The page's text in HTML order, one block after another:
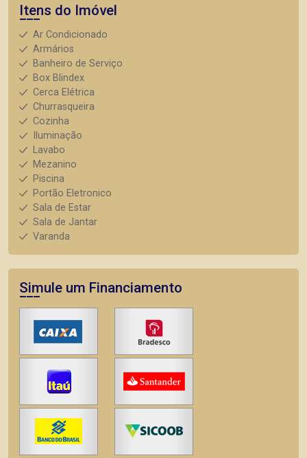
Itens do Imóvel
Ar Condicionado
Armários
Banheiro de Serviço
Box Blindex
Cerca Elétrica
Churrasqueira
Cozinha
Iluminação
Lavabo
Mezanino
Piscina
Portão Eletronico
Sala de Estar
Sala de Jantar
Varanda
Simule um Financiamento